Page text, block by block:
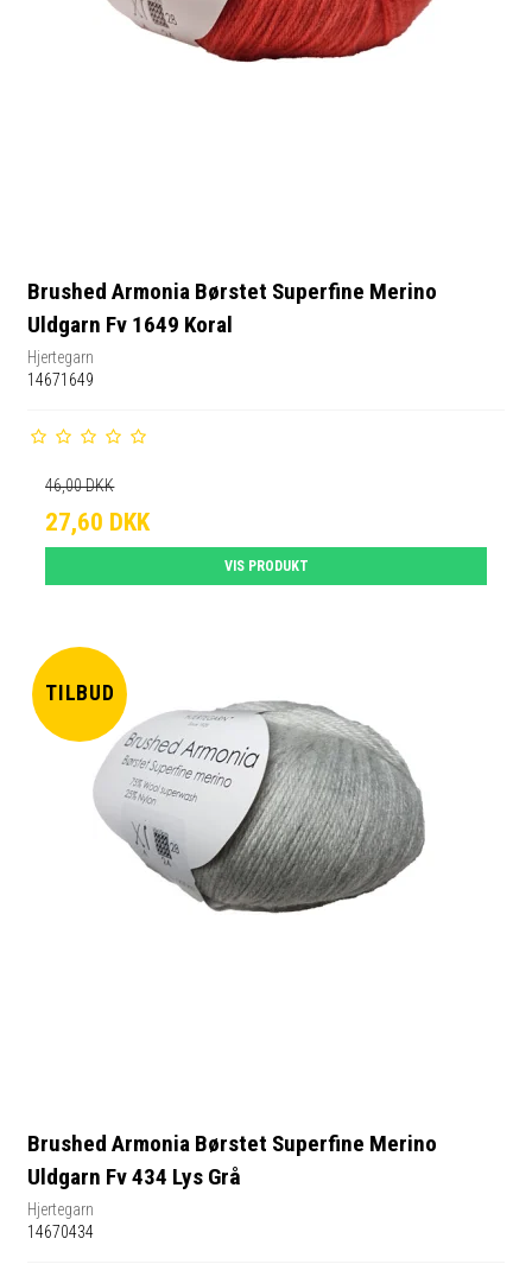
Brushed Armonia Børstet Superfine Merino
Uldgarn Fv 1649 Koral
Hjertegarn
14671649
46,00 DKK
27,60 DKK
VIS PRODUKT
TILBUD
Brushed Armonia Børstet Superfine Merino
Uldgarn Fv 434 Lys Grå
Hjertegarn
14670434